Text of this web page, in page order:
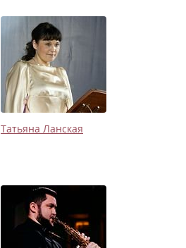
Татьяна Ланская